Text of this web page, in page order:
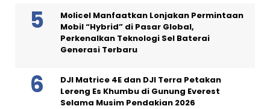
Molicel Manfaatkan Lonjakan Permintaan
Mobil “Hybrid” di Pasar Global,
Perkenalkan Teknologi Sel Baterai
Generasi Terbaru
DJI Matrice 4E dan DJI Terra Petakan
Lereng Es Khumbu di Gunung Everest
Selama Musim Pendakian 2026